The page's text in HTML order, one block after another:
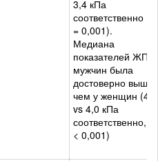
3,4 кПа
соответственно (P
= 0,001).
Медиана
показателей ЖП у
мужчин была
достоверно выше,
чем у женщин (4,3
vs 4,0 кПа
соответственно, P
< 0,001)